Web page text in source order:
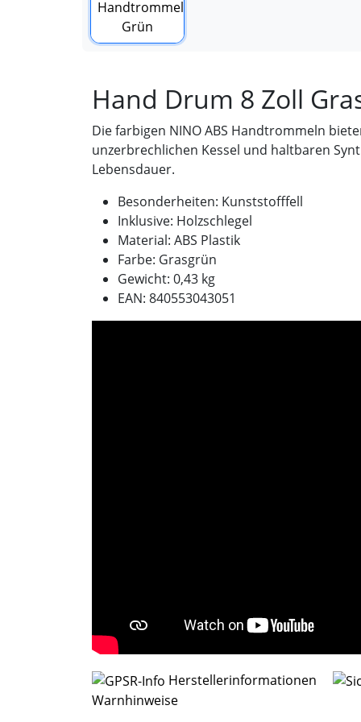
Hand Drum 8 Zoll
Die farbigen NINO ABS Handtrommeln
unzerbrechlichen Kessel und haltbaren
Lebensdauer.
Besonderheiten: Kunststofffell
Inklusive: Holzschlegel
Material: ABS Plastik
Farbe: Grasgrün
Gewicht: 0,43 kg
EAN: 840553043051
Herstellerinformationen
Warnhinweise